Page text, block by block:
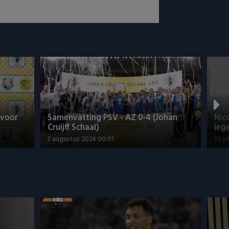
Samenvatting PSV - AZ 0-4 (Johan
Cruijff Schaal)
3 augustus 2026 00:01 30